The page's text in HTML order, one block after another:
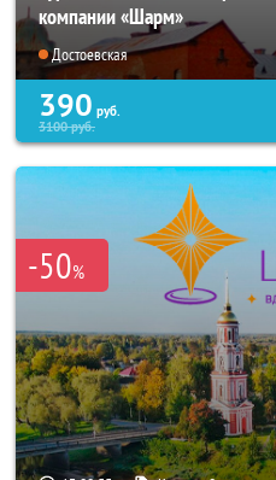
компании «Шарм»
Достоевская
390 руб.
3100руб.
-50%